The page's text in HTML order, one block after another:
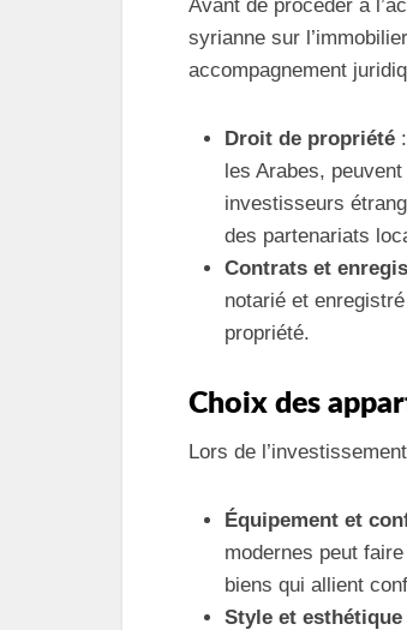
Avant de procéder à
syrianne sur
accompagnement
Droit de propriété
les Arabes,
investisseurs
des partenariats
Contrats et
notarié et
propriété.
Choix des
Lors de
Équipement et
modernes peut
biens qui allient
Style et esthétique